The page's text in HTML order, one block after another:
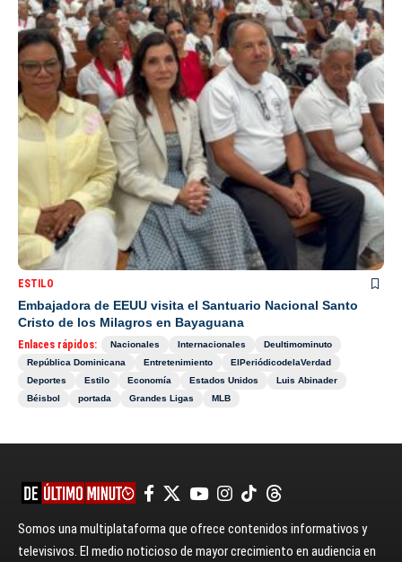
ESTILO
Embajadora de EEUU visita el Santuario Nacional Santo
Cristo de los Milagros en Bayaguana
Enlaces rápidos: Nacionales Internacionales
Deultimominuto
República Dominicana
Entretenimiento
ElPeriódicodelaVerdad
Deportes
Estilo Economía Estados Unidos
Luis Abinader
Béisbol
portada Grandes Ligas MLB
Somos una multiplataforma que ofrece contenidos informativos y
televisivos. El medio noticioso de mayor crecimiento en audiencia en